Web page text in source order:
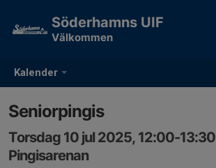
Kalender
Söderhamns UIF
Välkommen
Seniorpingis
Torsdag 10 jul 2025, 12:00-13:30
Pingisarenan